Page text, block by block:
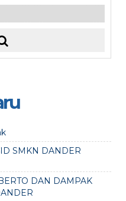
SMKN DANDER
DAN DAMPAK